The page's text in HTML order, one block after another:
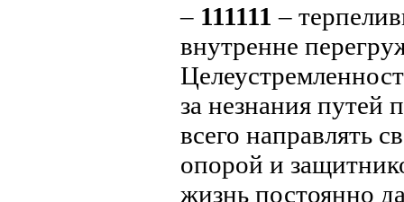
– 111111 –
внутренне
за незнания путей
всего направлять
опорой и
жизнь постоянно